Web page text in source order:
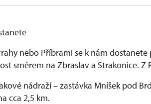
nebo Příbrami se k nám dostanete
směrem na Zbraslav a Strakonice. Z
nádraží – zastávka Mníšek pod
cca 2,5 km.